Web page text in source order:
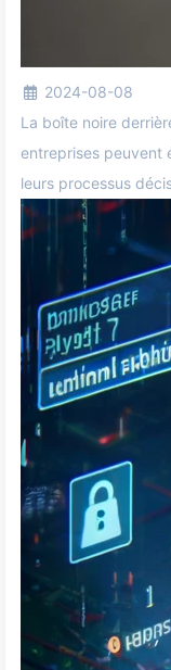
2024-08-08
La boîte noire
entreprises peuvent
leurs processus